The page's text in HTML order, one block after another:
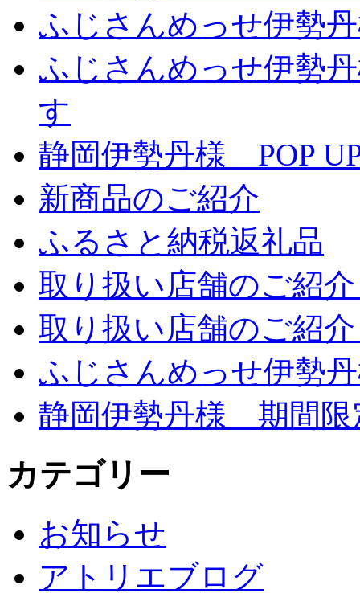
ふじさんめっせ伊勢
ふじさんめっせ伊勢
す
静岡伊勢丹様 POP
新商品のご紹介
ふるさと納税返礼品
取り扱い店舗のご紹
取り扱い店舗のご紹
ふじさんめっせ伊勢
静岡伊勢丹様 期間限
カテゴリー
お知らせ
アトリエブログ